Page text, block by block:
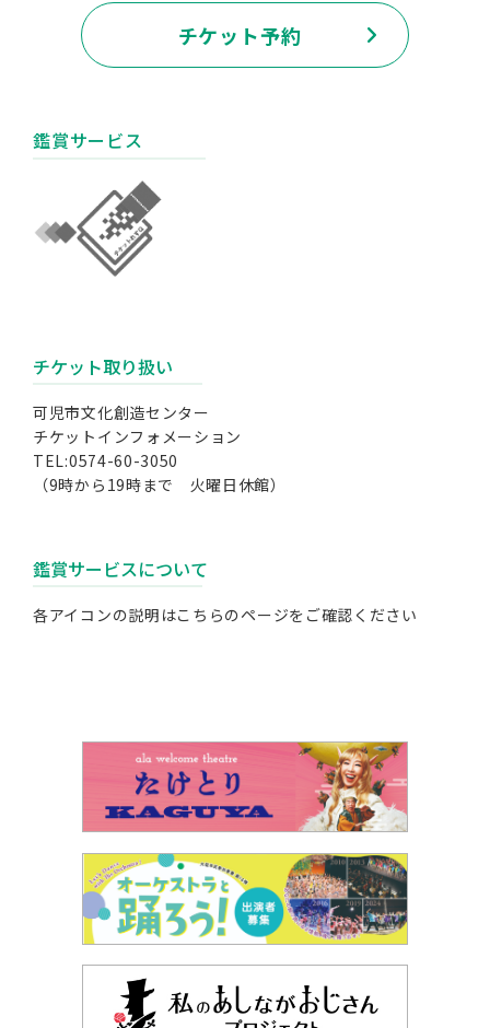
チケット予約
鑑賞サービス
チケット取り扱い
可児市文化創造センター
チケットインフォメーション
TEL:0574-60-3050
（9時から19時まで 火曜日休館）
鑑賞サービスについて
各アイコンの説明はこちらのページをご確認ください